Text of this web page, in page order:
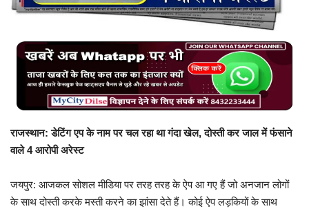
राजस्थान: डेटिंग एप के नाम पर चल रहा था गंदा खेल, दोस्ती कर जाल में फंसाने
वाले 4 आरोपी अरेस्ट
जयपुर: आजकल सोशल मीडिया पर तरह तरह के ऐप आ गए हैं जो अनजान लोगों
के साथ दोस्ती करके मस्ती करने का झांसा देते हैं। कोई ऐप लड़कियों के साथ